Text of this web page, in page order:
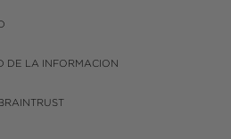
DE LA INFORMACION